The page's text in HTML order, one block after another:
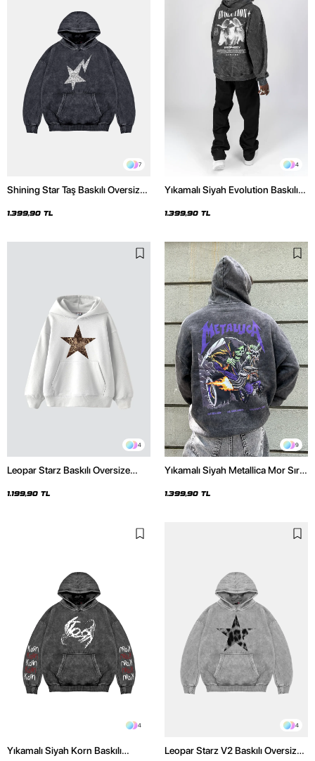
7
Shining Star Taş Baskılı Oversize
Hoodie
1.399,90 TL
4
Yıkamalı Siyah Evolution Baskılı
Hoodie
1.399,90 TL
4
Leopar Starz Baskılı Oversize
1.199,90 TL
9
Yıkamalı Siyah Metallica Mor Sırt
Hoodie
1.399,90 TL
4
Yıkamalı Siyah Korn Baskılı
4
Leopar Starz V2 Baskılı Oversize